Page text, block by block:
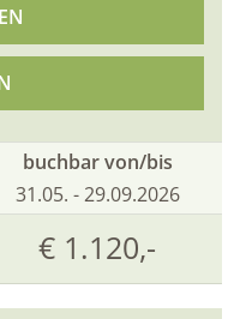
buchbar von/bis
31.05. - 29.09.2026
€ 1.120,-